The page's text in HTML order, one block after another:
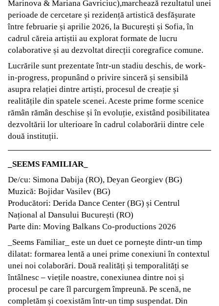
Marinova & Mariana Gavriciuc),marchează rezultatul unei
perioade de cercetare și rezidență artistică desfășurate
între februarie și aprilie 2026, la București și Sofia, în
cadrul căreia artiștii au explorat formate de lucru
colaborative și au dezvoltat direcții coregrafice comune.
Lucrările sunt prezentate într-un stadiu deschis, de work-
in-progress, propunând o privire sinceră și sensibilă
asupra relației dintre artiști, procesul de creație și
realitățile din spatele scenei. Aceste prime forme scenice
rămân rămân deschise și în evoluție, existând posibilitatea
dezvoltării lor ulterioare în cadrul colaborării dintre cele
două instituții.
_SEEMS FAMILIAR_
De/cu: Simona Dabija (RO), Deyan Georgiev (BG)
Muzică: Bojidar Vasilev (BG)
Producători: Derida Dance Center (BG) și Centrul
Național al Dansului București (RO)
Parte din: Moving Balkans Co-productions 2026
_Seems Familiar_ este un duet ce pornește dintr-un timp
dilatat: formarea lentă a unei prime conexiuni în contextul
unei noi colaborări. Două realități și temporalități se
întâlnesc – viețile noastre, conexiunea dintre noi și
procesul pe care îl parcurgem împreună. Pe scenă, ne
completăm și coexistăm într-un timp suspendat. Din